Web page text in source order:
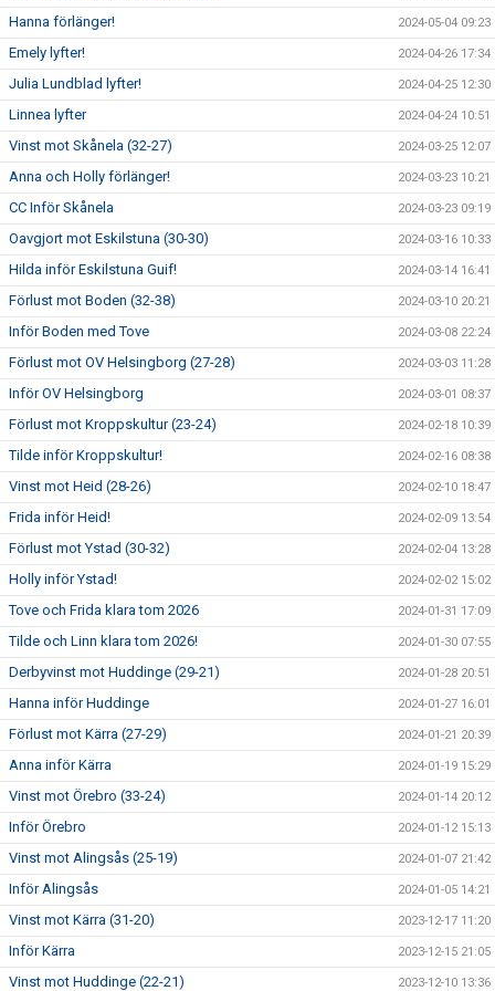
Hanna förlänger! 2024-05-04 09:23
Emely lyfter! 2024-04-26 17:34
Julia Lundblad lyfter! 2024-04-25 12:30
Linnea lyfter 2024-04-24 10:51
Vinst mot Skånela (32-27) 2024-03-25 12:07
Anna och Holly förlänger! 2024-03-23 10:21
CC Inför Skånela 2024-03-23 09:19
Oavgjort mot Eskilstuna (30-30) 2024-03-16 10:33
Hilda inför Eskilstuna Guif! 2024-03-14 16:41
Förlust mot Boden (32-38) 2024-03-10 20:21
Inför Boden med Tove 2024-03-08 22:24
Förlust mot OV Helsingborg (27-28) 2024-03-03 11:28
Inför OV Helsingborg 2024-03-01 08:37
Förlust mot Kroppskultur (23-24) 2024-02-18 10:39
Tilde inför Kroppskultur! 2024-02-16 08:38
Vinst mot Heid (28-26) 2024-02-10 18:47
Frida inför Heid! 2024-02-09 13:54
Förlust mot Ystad (30-32) 2024-02-04 13:28
Holly inför Ystad! 2024-02-02 15:02
Tove och Frida klara tom 2026 2024-01-31 17:09
Tilde och Linn klara tom 2026! 2024-01-30 07:55
Derbyvinst mot Huddinge (29-21) 2024-01-28 20:51
Hanna inför Huddinge 2024-01-27 16:01
Förlust mot Kärra (27-29) 2024-01-21 20:39
Anna inför Kärra 2024-01-19 15:29
Vinst mot Örebro (33-24) 2024-01-14 20:12
Inför Örebro 2024-01-12 15:13
Vinst mot Alingsås (25-19) 2024-01-07 21:42
Inför Alingsås 2024-01-05 14:21
Vinst mot Kärra (31-20) 2023-12-17 11:20
Inför Kärra 2023-12-15 21:05
Vinst mot Huddinge (22-21) 2023-12-10 13:36